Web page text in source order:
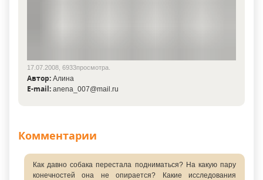
17.07.2008, 6933просмотра.
Автор: Алина
E-mail: anena_007@mail.ru
Комментарии
Как давно собака перестала подниматься? На какую пару
конечностей она не опирается? Какие исследования